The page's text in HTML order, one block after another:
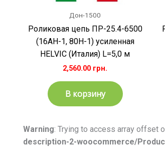
Дон-1500
Роликовая цепь ПР-25.4-6500
(16АH-1, 80H-1) усиленная
HELVIC (Италия) L=5,0 м
2,560.00 грн.
В корзину
Warning: Trying to access array offset
description-2-woocommerce/